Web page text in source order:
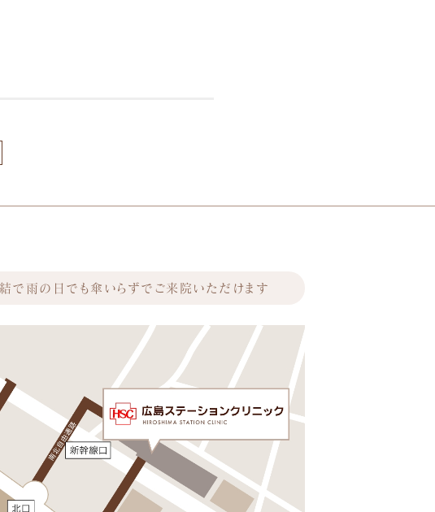
で雨の日でも傘いらずでご来院いただけます